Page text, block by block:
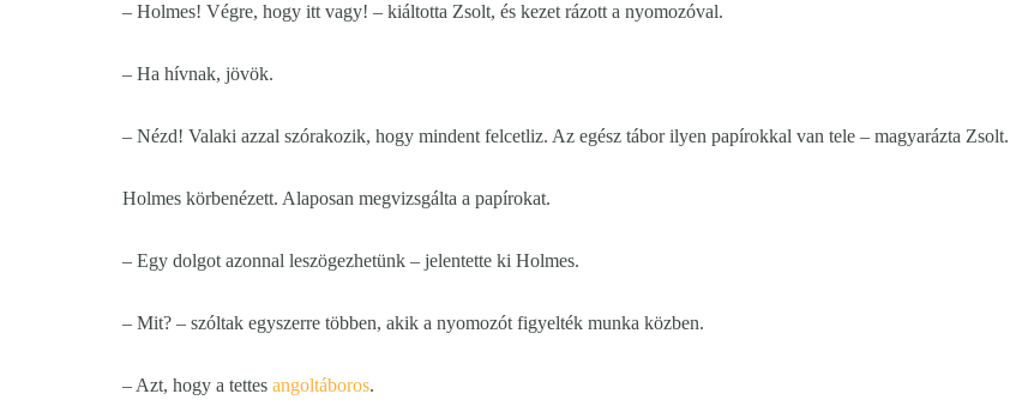
– Holmes! Végre, hogy itt vagy! – kiáltotta Zsolt, és kezet rázott a nyomozóval.
– Ha hívnak, jövök.
– Nézd! Valaki azzal szórakozik, hogy mindent felcetliz. Az egész tábor ilyen papírokkal van tele – magyarázta Zsolt.
Holmes körbenézett. Alaposan megvizsgálta a papírokat.
– Egy dolgot azonnal leszögezhetünk – jelentette ki Holmes.
– Mit? – szóltak egyszerre többen, akik a nyomozót figyelték munka közben.
– Azt, hogy a tettes angoltáboros.